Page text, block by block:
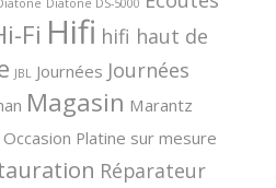
Fi Hifi hifi haut de
JBL Journées Journées
Magasin Marantz
Occasion Platine sur mesure
Réparateur